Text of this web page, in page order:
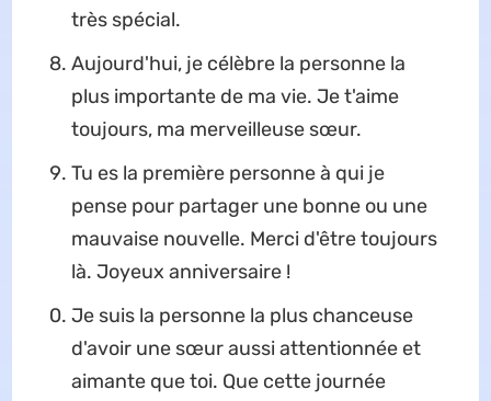
très spécial.
Aujourd'hui, je célèbre la personne la
plus importante de ma vie. Je t'aime
toujours, ma merveilleuse sœur.
Tu es la première personne à qui je
pense pour partager une bonne ou une
mauvaise nouvelle. Merci d'être toujours
là. Joyeux anniversaire !
Je suis la personne la plus chanceuse
d'avoir une sœur aussi attentionnée et
aimante que toi. Que cette journée